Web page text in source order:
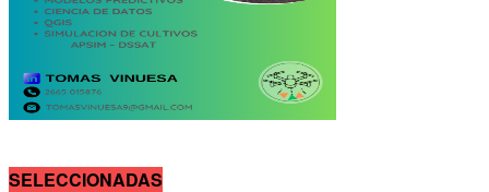
SELECCIONADAS